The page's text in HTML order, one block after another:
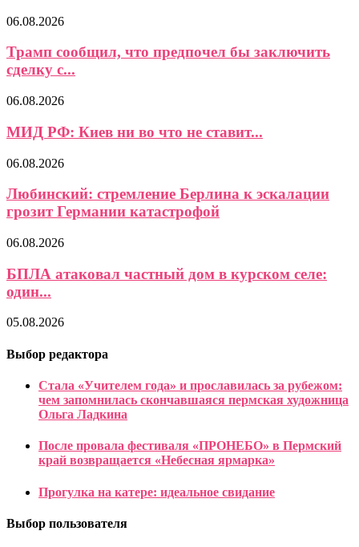
06.08.2026
Трамп сообщил, что предпочел бы заключить
сделку с...
06.08.2026
МИД РФ: Киев ни во что не ставит...
06.08.2026
Любинский: стремление Берлина к эскалации
грозит Германии катастрофой
06.08.2026
БПЛА атаковал частный дом в курском селе:
один...
05.08.2026
Выбор редактора
Стала «Учителем года» и прославилась за рубежом:
чем запомнилась скончавшаяся пермская художница
Ольга Ладкина
После провала фестиваля «ПРОНЕБО» в Пермский
край возвращается «Небесная ярмарка»
Прогулка на катере: идеальное свидание
Выбор пользователя